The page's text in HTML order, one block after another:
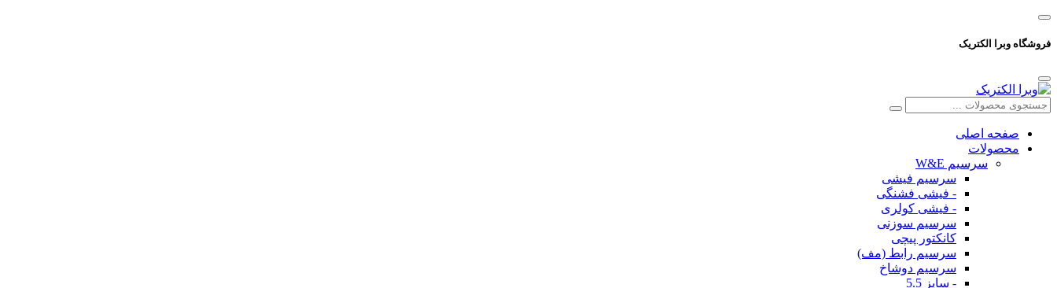
فروشگاه وبرا الکتریک
صفحه اصلی
محصولات
سرسیم W&E
سرسیم فیشی
- فیشی فشنگی
- فیشی کولری
سرسیم سوزنی
کانکتور پیچی
سرسیم رابط (مف)
سرسیم دوشاخ
- سایز 5.5